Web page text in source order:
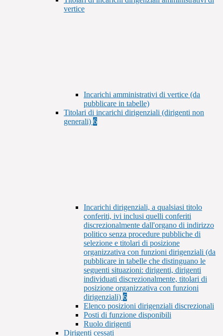
vertice
Incarichi amministrativi di vertice (da
pubblicare in tabelle)
Titolari di incarichi dirigenziali (dirigenti non
generali) 6
Incarichi dirigenziali, a qualsiasi titolo
conferiti, ivi inclusi quelli conferiti
discrezionalmente dall'organo di indirizzo
politico senza procedure pubbliche di
selezione e titolari di posizione
organizzativa con funzioni dirigenziali (da
pubblicare in tabelle che distinguano le
seguenti situazioni: dirigenti, dirigenti
individuati discrezionalmente, titolari di
posizione organizzativa con funzioni
dirigenziali) 6
Elenco posizioni dirigenziali discrezionali
Posti di funzione disponibili
Ruolo dirigenti
Dirigenti cessati